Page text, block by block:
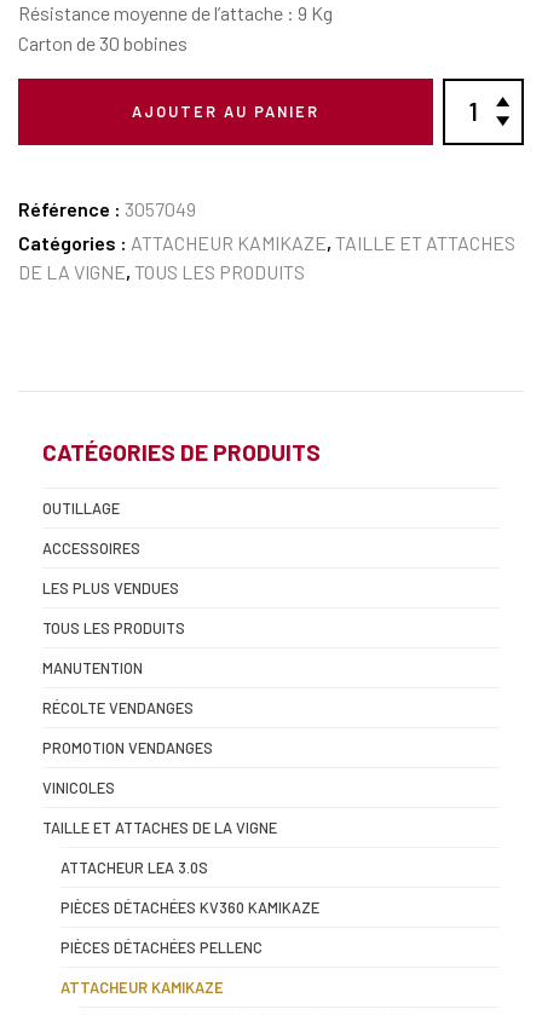
Résistance moyenne de l’attache : 9 Kg
Carton de 30 bobines
AJOUTER AU PANIER
Référence : 3057049
Catégories : ATTACHEUR KAMIKAZE, TAILLE ET ATTACHES
DE LA VIGNE, TOUS LES PRODUITS
CATÉGORIES DE PRODUITS
OUTILLAGE
ACCESSOIRES
LES PLUS VENDUES
TOUS LES PRODUITS
MANUTENTION
RÉCOLTE VENDANGES
PROMOTION VENDANGES
VINICOLES
TAILLE ET ATTACHES DE LA VIGNE
ATTACHEUR LEA 3.0S
PIÈCES DÉTACHÉES KV360 KAMIKAZE
PIÈCES DÉTACHÉES PELLENC
ATTACHEUR KAMIKAZE